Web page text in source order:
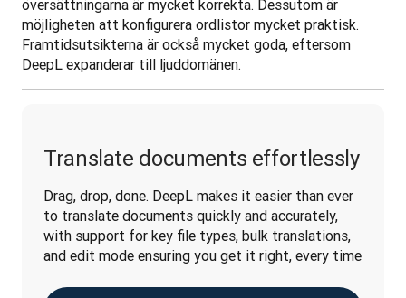
översättningarna är mycket korrekta. Dessutom är
möjligheten att konfigurera ordlistor mycket praktisk.
Framtidsutsikterna är också mycket goda, eftersom
DeepL expanderar till ljuddomänen.
Translate documents effortlessly
Drag, drop, done. DeepL makes it easier than ever
to translate documents quickly and accurately,
with support for key file types, bulk translations,
and edit mode ensuring you get it right, every time